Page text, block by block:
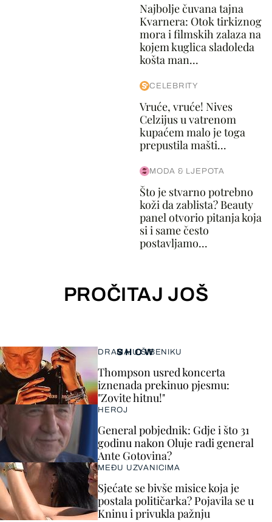
Najbolje čuvana tajna
Kvarnera: Otok tirkiznog
mora i filmskih zalaza na
kojem kuglica sladoleda
košta man...
CELEBRITY
Vruće, vruće! Nives
Celzijus u vatrenom
kupaćem malo je toga
prepustila mašti...
MODA & LJEPOTA
Što je stvarno potrebno
koži da zablista? Beauty
panel otvorio pitanja koja
si i same često
postavljamo...
PROČITAJ JOŠ
SHOW
DRAMA U ŠIBENIKU
Thompson usred koncerta
iznenada prekinuo pjesmu:
"Zovite hitnu!"
HEROJ
General pobjednik: Gdje i što 31
godinu nakon Oluje radi general
Ante Gotovina?
MEĐU UZVANICIMA
Sjećate se bivše misice koja je
postala političarka? Pojavila se u
Kninu i privukla pažnju